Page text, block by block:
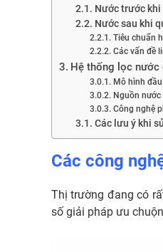
Nước trước khi
Nước sau khi
Tiêu chuẩn
Các vấn đề
Hệ thống lọc
Mô hình
Nguồn
Công nghệ
Các lưu ý khi
Các công
Thị trường đang có
số giải pháp ưu